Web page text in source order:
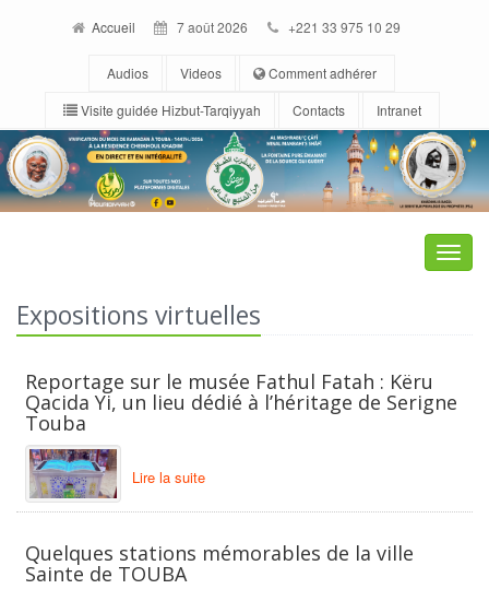
Accueil 7 août 2026 +221 33 975 10 29
Audios Videos
Comment adhérer
Visite guidée Hizbut-Tarqiyyah
Contacts Intranet
Toggle
Expositions virtuelles
Reportage sur le musée Fathul Fatah : Këru
Qacida Yi, un lieu dédié à l’héritage de Serigne
Touba
Lire la suite
Quelques stations mémorables de la ville
Sainte de TOUBA